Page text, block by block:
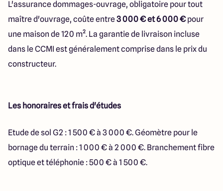
L'assurance dommages-ouvrage, obligatoire pour tout
maître d'ouvrage, coûte entre3 000 € et 6 000 € pour
une maison de 120 m². La garantie de livraison incluse
dans le CCMI est généralement comprise dans le prix du
constructeur.
Les honoraires et frais d'études
Etude de sol G2 : 1 500 € à 3 000 €. Géomètre pour le
bornage du terrain : 1 000 € à 2 000 €. Branchement fibre
optique et téléphonie : 500 € à 1 500 €.